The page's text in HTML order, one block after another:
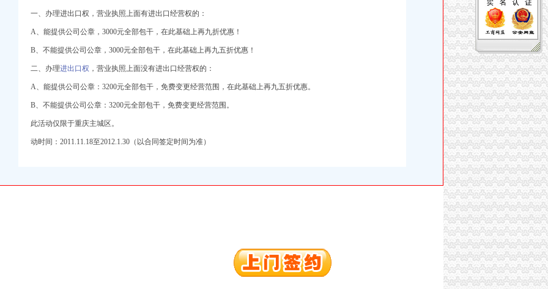
一、办理进出口权，营业执照上面有进出口经营权的：
A、能提供公司公章，3000元全部包干，在此基础上再九折优惠！
B、不能提供公司公章，3000元全部包干，在此基础上再九五折优惠！
二、办理进出口权 ，营业执照上面没有进出口经营权的：
A、能提供公司公章：3200元全部包干，免费变更经营范围，在此基础上再九五折优惠。
B、不能提供公司公章：3200元全部包干，免费变更经营范围。
此活动仅限于重庆主城区。
动时间：2011.11.18至2012.1.30（以合同签定时间为准）